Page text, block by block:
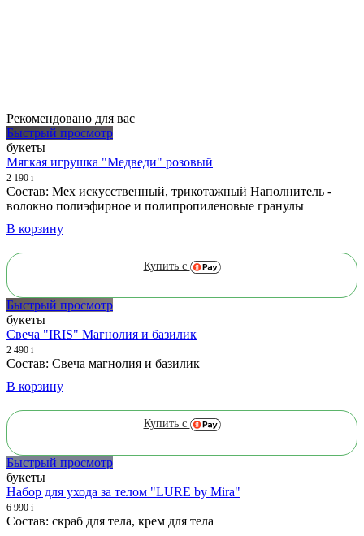
Рекомендовано для вас
Быстрый просмотр
букеты
Мягкая игрушка "Медведи" розовый
2 190 i
Состав: Мех искусственный, трикотажный Наполнитель -
волокно полиэфирное и полипропиленовые гранулы
В корзину
Купить с
Быстрый просмотр
букеты
Свеча "IRIS" Магнолия и базилик
2 490 i
Состав: Свеча магнолия и базилик
В корзину
Купить с
Быстрый просмотр
букеты
Набор для ухода за телом "LURE by Mira"
6 990 i
Состав: скраб для тела, крем для тела